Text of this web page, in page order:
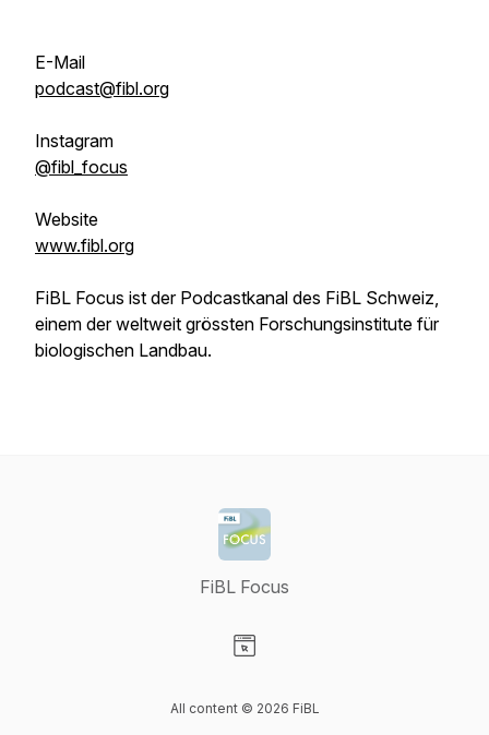
E-Mail
podcast@fibl.org
Instagram
@fibl_focus
Website
www.fibl.org
FiBL Focus ist der Podcastkanal des FiBL Schweiz,
einem der weltweit grössten Forschungsinstitute für
biologischen Landbau.
FiBL Focus
All content © 2026 FiBL